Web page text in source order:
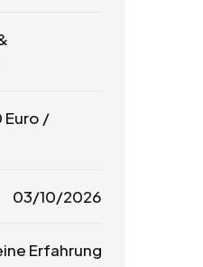
Euro /
03/10/2026
Erfahrung